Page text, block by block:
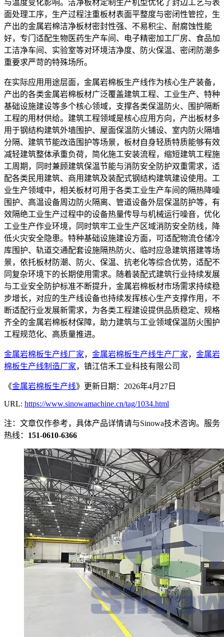
与温度变化影响。洁净板材定制生产机型优化了封边工艺与表
面处理工序，生产过程注重板材表面平整度与密闭性管控，生
产出的金属岩棉洁净板材密封性强、不易积尘、耐腐蚀性能
好，专门适配生物医药生产车间、电子精密加工厂房、食品加
工洁净车间、实验室等对环境洁净度、防火保温、密闭防潮多
重要求严苛的特殊场所。
在实际应用用途层面，金属岩棉板生产线作为核心生产装备，
产出的各类金属岩棉板材广泛覆盖建筑工程、工业生产、特种
基础设施建设等多个核心领域，支撑各类保温防火、围护隔断
工程的用材供给。建筑工程领域是核心应用方向，产出板材多
用于钢结构建筑外墙围护、屋面保温防火铺设、室内防火隔墙
分隔、建筑节能改造围护等场景，板材自身轻质特质能够有效
减轻建筑整体承重负荷，简化施工安装流程，缩短建筑工程施
工周期，同时兼顾建筑保温节能与消防安全防护双重需求，适
配各类民用建筑、商用建筑及装配式钢结构建筑建设使用。工
业生产领域中，相关板材可用于各类工业生产车间的隔热降噪
围护、高温设备周边防火隔离、管道设备外层保温防护等，有
效隔绝工业生产过程中的设备热量传导与机械运行噪音，优化
工业生产作业环境，同时筑牢工业生产区域消防安全防线，降
低火灾安全隐患。特种基础设施建设方面，可适配物流仓储冷
库围护、轨道交通配套设施隔热防火、临时应急建筑搭建等场
景，依托板材防潮、防火、保温、抗老化等综合优势，适配不
同复杂环境下的长期使用需求。随着装配式建筑行业持续发展
与工业安全防护标准不断提升，金属岩棉板材市场需求持续稳
步增长，对应的生产线设备也持续发挥核心生产支撑作用，不
断适配行业发展新需求，为各类工程建设提供品质稳定、规格
齐全的金属岩棉板材保障，助力建筑与工业领域保温防火围护
工程规范化、高质量推进。
金属岩棉板生产线厂家， 金属岩棉板生产线生产厂家， 金属岩
棉板生产线制造厂家，镇江信禾工业科技有限公司
《金属岩棉板生产线》更新日期：2026年4月27日
URL: https://www.sinowamachine.cn/tag/1034.html
注：文章仅作参考，具体产品详情请与Sinowa技术咨询。服务
热线： 151-0610-6366